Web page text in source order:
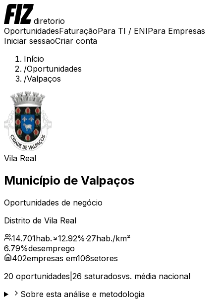
diretorio
OportunidadesFaturaçãoPara TI / ENIPara Empresas
Iniciar sessaoCriar conta
Início
/Oportunidades
/Valpaços
Vila Real
Município de Valpaços
Oportunidades de negócio
Distrito de Vila Real
14.701hab. 12.92%·27hab./km²
6.79%desemprego
402empresas em106setores
20 oportunidades 26 saturadosvs. média nacional
Sobre esta análise e metodologia